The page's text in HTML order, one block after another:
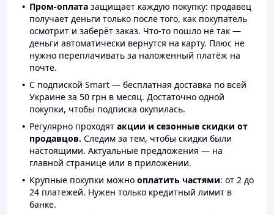
Пром-оплата защищает каждую покупку: продавец
получает деньги только после того, как покупатель
осмотрит и заберёт заказ. Что-то пошло не так —
деньги автоматически вернутся на карту. Плюс не
нужно переплачивать за наложенный платёж на
почте.
С подпиской Smart — бесплатная доставка по всей
Украине за 50 грн в месяц. Достаточно одной
покупки, чтобы подписка окупилась.
Регулярно проходят акции и сезонные скидки от
продавцов. Следим за тем, чтобы скидки были
настоящими. Актуальные предложения — на
главной странице или в приложении.
Крупные покупки можно оплатить частями: от 2 до
24 платежей. Нужен только кредитный лимит в
банке.